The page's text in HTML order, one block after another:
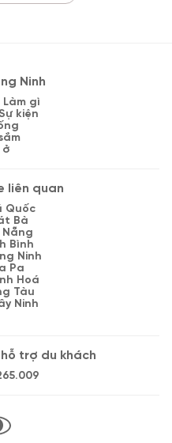
Ninh
Làm gì
kiện
ở
liên quan
Quốc
Bà
Bình
Ninh
Pa
Hoá
Tàu
Ninh
trợ du khách